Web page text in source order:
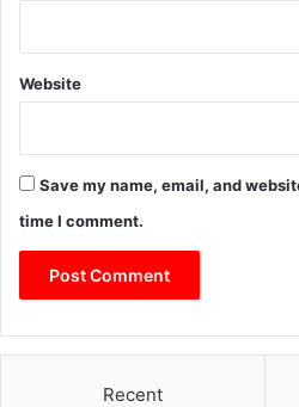
Website
Save my name, email, and
time I comment.
Recent